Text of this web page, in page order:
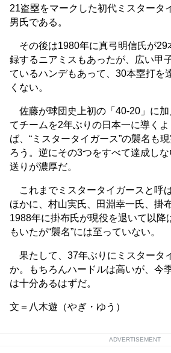
21盗塁をマークした初代ミスタータ
男氏である。
その後は1980年に真弓明信氏が29
録するニアミスもあったが、広い甲
ているハンデもあって、30本塁打を
くない。
佐藤が球団史上初の「40-20」に加
てチームを2年ぶりの日本一に導く
ば、“ミスタータイガース”の襲名も
ろう。逆にその3つをすべて達成し
送りが濃厚だ。
これまでミスタータイガースと呼
ほかに、村山実氏、田淵幸一氏、掛
1988年に掛布氏が現役を退いて以降
もいたが“襲名”には至っていない。
果たして、37年ぶりにミスタータ
か。もちろんハードルは高いが、今
は十分あるはずだ。
文＝八木遊（やぎ・ゆう）
ADVERTISEMENT